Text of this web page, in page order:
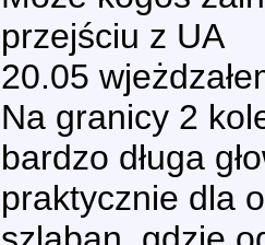
przejściu z UA
20.05
Na granicy 2
bardzo długa
praktycznie dla